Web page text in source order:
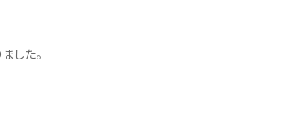
した。